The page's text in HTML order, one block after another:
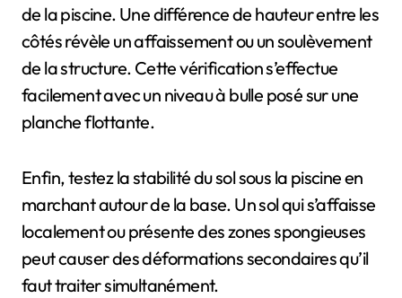
de la piscine. Une différence de hauteur entre les
côtés révèle un affaissement ou un soulèvement
de la structure. Cette vérification s’effectue
facilement avec un niveau à bulle posé sur une
planche flottante.
Enfin, testez la stabilité du sol sous la piscine en
marchant autour de la base. Un sol qui s’affaisse
localement ou présente des zones spongieuses
peut causer des déformations secondaires qu’il
faut traiter simultanément.